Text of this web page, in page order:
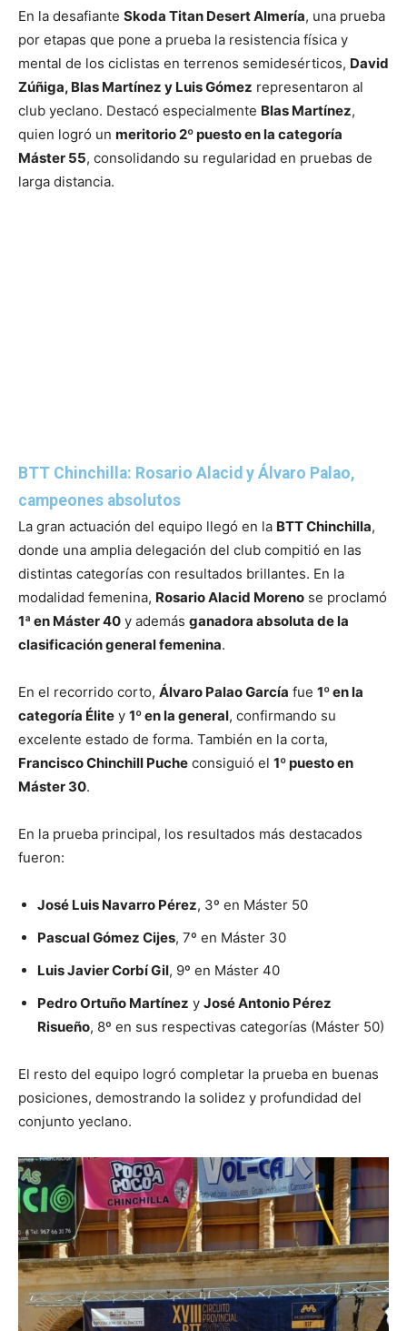
En la desafiante Skoda Titan Desert Almería, una prueba
por etapas que pone a prueba la resistencia física y
mental de los ciclistas en terrenos semidesérticos, David
Zúñiga, Blas Martínez y Luis Gómez representaron al
club yeclano. Destacó especialmente Blas Martínez,
quien logró un meritorio 2º puesto en la categoría
Máster 55, consolidando su regularidad en pruebas de
larga distancia.
BTT Chinchilla: Rosario Alacid y Álvaro Palao,
campeones absolutos
La gran actuación del equipo llegó en la BTT Chinchilla,
donde una amplia delegación del club compitió en las
distintas categorías con resultados brillantes. En la
modalidad femenina, Rosario Alacid Moreno se proclamó
1ª en Máster 40 y además ganadora absoluta de la
clasificación general femenina.
En el recorrido corto, Álvaro Palao García fue 1º en la
categoría Élite y 1º en la general, confirmando su
excelente estado de forma. También en la corta,
Francisco Chinchill Puche consiguió el 1º puesto en
Máster 30.
En la prueba principal, los resultados más destacados
fueron:
José Luis Navarro Pérez, 3º en Máster 50
Pascual Gómez Cijes, 7º en Máster 30
Luis Javier Corbí Gil, 9º en Máster 40
Pedro Ortuño Martínez y José Antonio Pérez
Risueño, 8º en sus respectivas categorías (Máster 50)
El resto del equipo logró completar la prueba en buenas
posiciones, demostrando la solidez y profundidad del
conjunto yeclano.